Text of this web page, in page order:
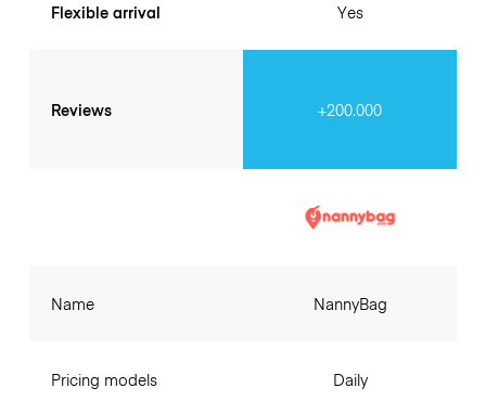
Flexible arrival
Reviews
Yes
+200.000
Name
Pricing models
NannyBag
Daily